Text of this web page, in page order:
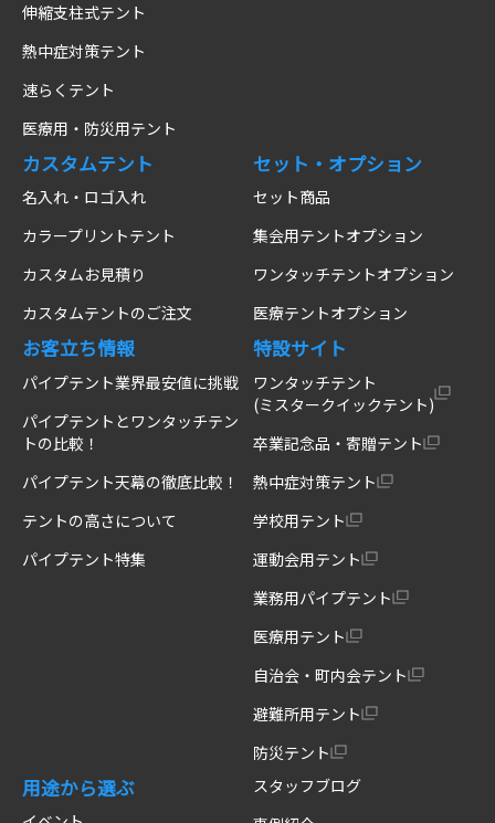
伸縮支柱式テント
熱中症対策テント
速らくテント
医療用・防災用テント
カスタムテント
名入れ・ロゴ入れ
カラープリントテント
カスタムお見積り
カスタムテントのご注文
セット・オプション
セット商品
集会用テントオプション
ワンタッチテントオプション
医療テントオプション
お客立ち情報
パイプテント業界最安値に挑戦
パイプテントとワンタッチテン
トの比較！
パイプテント天幕の徹底比較！
テントの高さについて
パイプテント特集
特設サイト
ワンタッチテント
(ミスタークイックテント)
卒業記念品・寄贈テント
熱中症対策テント
学校用テント
運動会用テント
業務用パイプテント
医療用テント
自治会・町内会テント
避難所用テント
防災テント
用途から選ぶ
スタッフブログ